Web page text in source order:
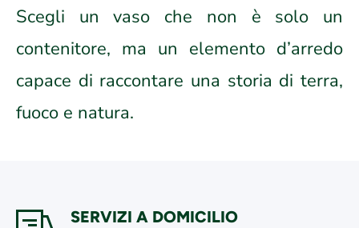
Scegli un vaso che non è solo un
contenitore, ma un elemento d’arredo
capace di raccontare una storia di terra,
fuoco e natura.
SERVIZI A DOMICILIO